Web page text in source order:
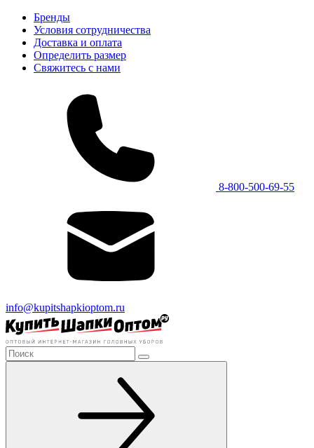
Бренды
Условия сотрудничества
Доставка и оплата
Определить размер
Свяжитесь с нами
8-800-500-69-55
info@kupitshapkioptom.ru